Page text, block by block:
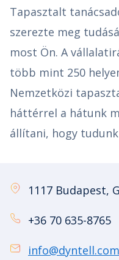
Tapasztalt
szerezte meg
most Ön. A
több mint 250
Nemzetközi
háttérrel a hátunk
állítani, hogy
1117 Budapest,
+36 70 635-8765
info@dyntell.com